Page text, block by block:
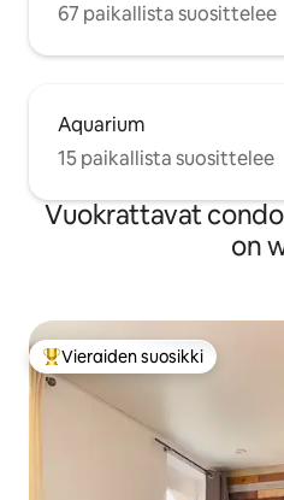
67 paikallista suosittelee
Aquarium
15 paikallista suosittelee
Vuokrattavat
on
Vieraiden suosikkien
Vieraiden suosikki